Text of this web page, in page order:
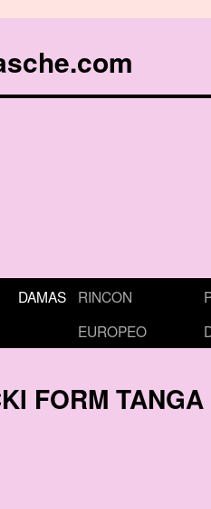
DAMAS
RINCON
EUROPEO
FORM